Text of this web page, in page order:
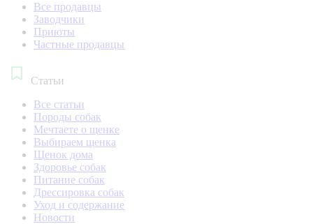
Все продавцы
Заводчики
Приюты
Частные продавцы
Статьи
Все статьи
Породы собак
Мечтаете о щенке
Выбираем щенка
Щенок дома
Здоровье собак
Питание собак
Дрессировка собак
Уход и содержание
Новости